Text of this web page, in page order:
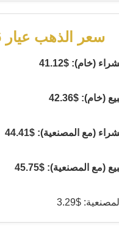
سعر الذهب عيار 6
(خام): $41.12
(خام): $42.36
(مع المصنعية): $44.41
(مع المصنعية): $45.75
$3.29